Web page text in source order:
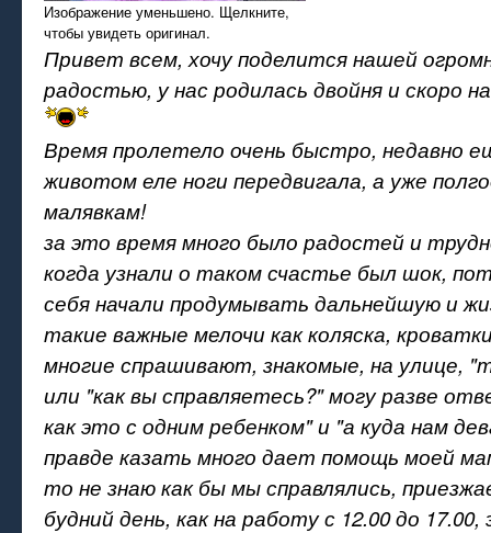
Изображение уменьшено. Щелкните,
чтобы увидеть оригинал.
Привет всем, хочу поделится нашей
радостью, у нас родилась двойня и скоро
Время пролетело очень быстро, недавно
животом еле ноги передвигала, а уже
малявкам!
за это время много было радостей и
когда узнали о таком счастье был шок,
себя начали продумывать дальнейшую и
такие важные мелочи как коляска,
многие спрашивают, знакомые, на улице,
или "как вы справляетесь?" могу разве
как это с одним ребенком" и "а куда нам
правде казать много дает помощь моей
то не знаю как бы мы справлялись,
будний день, как на работу с 12.00 до